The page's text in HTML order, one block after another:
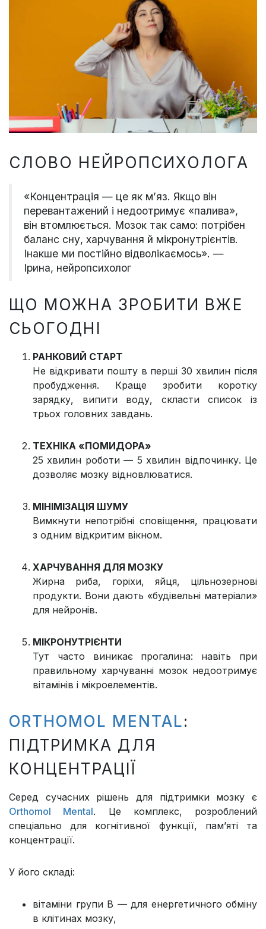
СЛОВО НЕЙРОПСИХОЛОГА
«Концентрація — це як м’яз. Якщо він
перевантажений і недоотримує «палива»,
він втомлюється. Мозок так само: потрібен
баланс сну, харчування й мікронутрієнтів.
Інакше ми постійно відволікаємось». —
Ірина, нейропсихолог
ЩО МОЖНА ЗРОБИТИ ВЖЕ
СЬОГОДНІ
РАНКОВИЙ СТАРТ
Не відкривати пошту в перші 30 хвилин після
пробудження. Краще зробити коротку
зарядку, випити воду, скласти список із
трьох головних завдань.
ТЕХНІКА «ПОМИДОРА»
25 хвилин роботи — 5 хвилин відпочинку. Це
дозволяє мозку відновлюватися.
МІНІМІЗАЦІЯ ШУМУ
Вимкнути непотрібні сповіщення, працювати
з одним відкритим вікном.
ХАРЧУВАННЯ ДЛЯ МОЗКУ
Жирна риба, горіхи, яйця, цільнозернові
продукти. Вони дають «будівельні матеріали»
для нейронів.
МІКРОНУТРІЄНТИ
Тут часто виникає прогалина: навіть при
правильному харчуванні мозок недоотримує
вітамінів і мікроелементів.
ORTHOMOL MENTAL:
ПІДТРИМКА ДЛЯ
КОНЦЕНТРАЦІЇ
Серед сучасних рішень для підтримки мозку є
Orthomol Mental. Це комплекс, розроблений
спеціально для когнітивної функції, пам’яті та
концентрації.
У його складі:
вітаміни групи B — для енергетичного обміну
в клітинах мозку,